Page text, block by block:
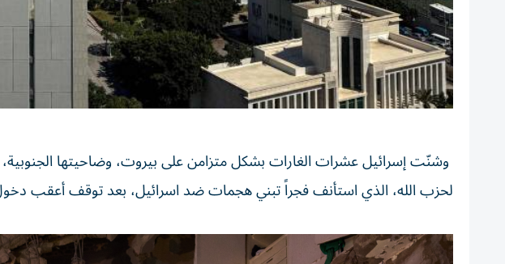
لحزب الله، الذي استأنف فجراً تبني هجمات ضد اسرائيل، بعد توقف أعقب دخول